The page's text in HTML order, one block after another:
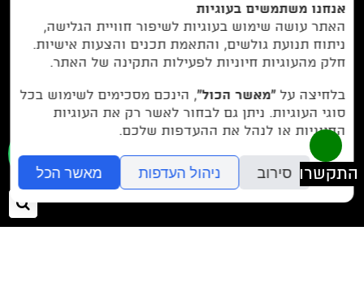
מדיניות פרטיות
בין לקוחותינו
לחצו כאן כדי לנווט אלינו בווייז
או חייגו עכשיו -077-9972971
אנחנו משתמשים בעוגיות
האתר עושה שימוש בעוגיות לשיפור חוויית הגלישה,
ניתוח תנועת גולשים, והתאמת תכנים והצעות אישיות.
חלק מהעוגיות חיוניות לפעילות התקינה של האתר.
בלחיצה על“מאשר הכול”, הינכם מסכימים לשימוש בכל
סוגי העוגיות. ניתן גם לבחור לאשר רק את העוגיות
החיוניות או לנהל את ההעדפות שלכם.
סירוב ניהול העדפות מאשר הכל